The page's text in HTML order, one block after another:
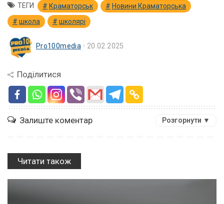
ТЕГИ Краматорськ
Новини Краматорська
школа
школярі
Pro100media 20.02.2025
Поділитися
Залиште коментар Розгорнути ▼
Читати також